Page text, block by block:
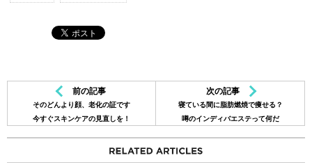
前の記事
そのどんより顔、老化の証です
今すぐスキンケアの見直しを！
次の記事
寝ている間に脂肪燃焼で痩せる？
噂のインディバエステって何だ